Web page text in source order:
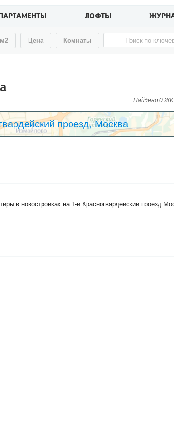
ЛОФТЫ
Цена Комнаты
Найдено 0 ЖК
проезд, Москва
в новостройках на 1-й Красногвардейский проезд